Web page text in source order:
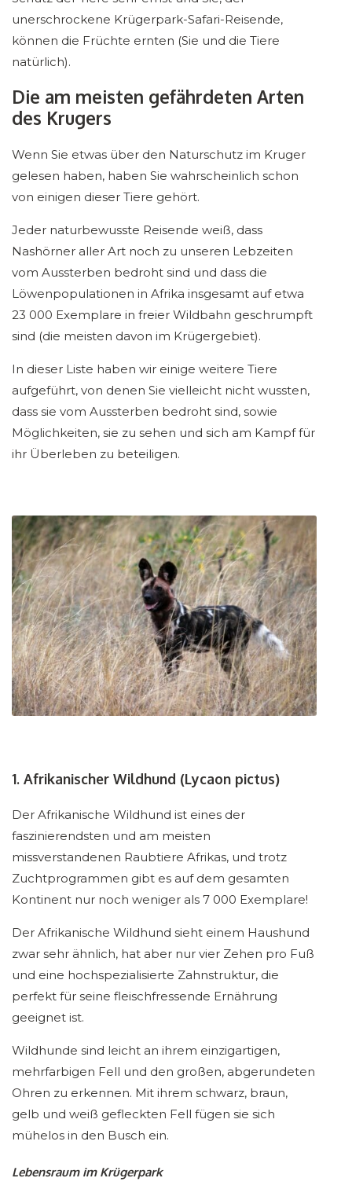
unerschrockene Krügerpark-Safari-Reisende,
können die Früchte ernten (Sie und die Tiere
natürlich).
Die am meisten gefährdeten Arten
des Krugers
Wenn Sie etwas über den Naturschutz im Kruger
gelesen haben, haben Sie wahrscheinlich schon
von einigen dieser Tiere gehört.
Jeder naturbewusste Reisende weiß, dass
Nashörner aller Art noch zu unseren Lebzeiten
vom Aussterben bedroht sind und dass die
Löwenpopulationen in Afrika insgesamt auf etwa
23 000 Exemplare in freier Wildbahn geschrumpft
sind (die meisten davon im Krügergebiet).
In dieser Liste haben wir einige weitere Tiere
aufgeführt, von denen Sie vielleicht nicht wussten,
dass sie vom Aussterben bedroht sind, sowie
Möglichkeiten, sie zu sehen und sich am Kampf für
ihr Überleben zu beteiligen.
1. Afrikanischer Wildhund (Lycaon pictus)
Der Afrikanische Wildhund ist eines der
faszinierendsten und am meisten
missverstandenen Raubtiere Afrikas, und trotz
Zuchtprogrammen gibt es auf dem gesamten
Kontinent nur noch weniger als 7 000 Exemplare!
Der Afrikanische Wildhund sieht einem Haushund
zwar sehr ähnlich, hat aber nur vier Zehen pro Fuß
und eine hochspezialisierte Zahnstruktur, die
perfekt für seine fleischfressende Ernährung
geeignet ist.
Wildhunde sind leicht an ihrem einzigartigen,
mehrfarbigen Fell und den großen, abgerundeten
Ohren zu erkennen. Mit ihrem schwarz, braun,
gelb und weiß gefleckten Fell fügen sie sich
mühelos in den Busch ein.
Lebensraum im Krügerpark